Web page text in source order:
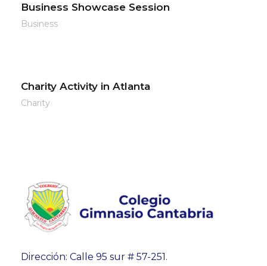
Business Showcase Session
Business
Charity Activity in Atlanta
Charity
Dirección: Calle 95 sur # 57-251.